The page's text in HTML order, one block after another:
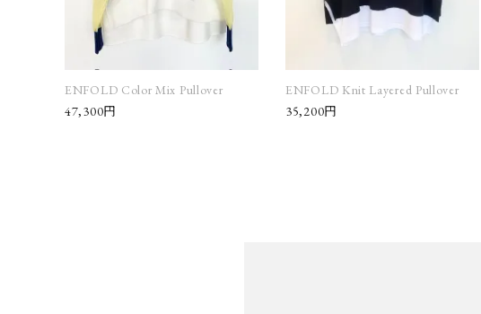
ENFOLD Color Mix Pullover
47,300円
ENFOLD Knit Layered Pullover
35,200円